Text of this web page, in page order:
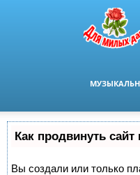
Как продвинуть
Вы создали или только